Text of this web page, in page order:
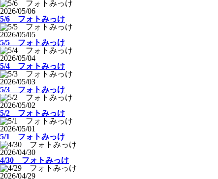
2026/05/06
5/6 フォトみっけ
2026/05/05
5/5 フォトみっけ
2026/05/04
5/4 フォトみっけ
2026/05/03
5/3 フォトみっけ
2026/05/02
5/2 フォトみっけ
2026/05/01
5/1 フォトみっけ
2026/04/30
4/30 フォトみっけ
2026/04/29